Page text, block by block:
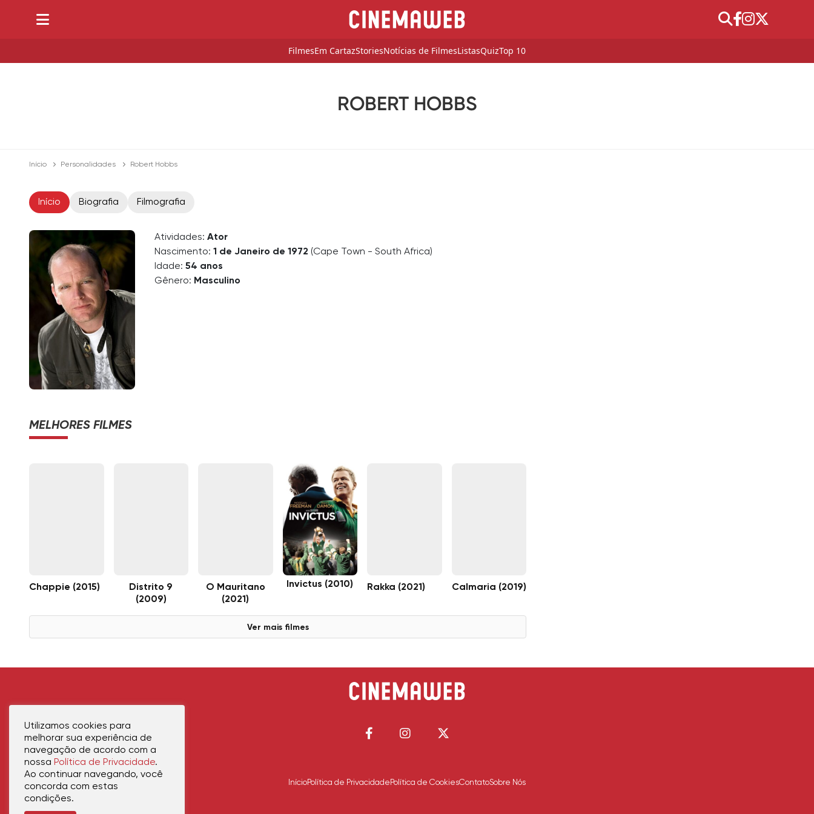
FilmesEm CartazStoriesNotícias de FilmesListasQuizTop 10
ROBERT HOBBS
Início Personalidades Robert Hobbs
Início Biografia Filmografia
Atividades: Ator
Nascimento: 1 de Janeiro de 1972 (Cape Town - South Africa)
Idade: 54 anos
Gênero: Masculino
MELHORES FILMES
Chappie (2015)
Distrito 9
(2009)
O Mauritano
(2021)
Invictus (2010) Rakka (2021) Calmaria (2019)
Ver mais filmes
InícioPolítica de Privacidade Política de CookiesContatoSobre Nós
Utilizamos cookies para
melhorar sua experiência de
navegação de acordo com a
nossa Política de Privacidade.
Ao continuar navegando, você
concorda com estas
condições.